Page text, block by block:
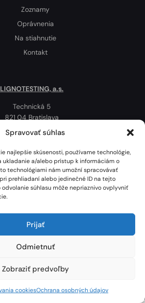
Spravovať súhlas
najlepšie skúsenosti, používame technológie,
ukladanie a/alebo prístup k informáciám o
technológiami nám umožní spracovávať
prehliadaní alebo jedinečné ID na tejto
odvolanie súhlasu môže nepriaznivo ovplyvniť
Prijať
Odmietnuť
Zobraziť predvoľby
cookiesOchrana osobných údajov
Zoznamy
Oprávnenia
Na stiahnutie
Kontakt
LIGNOTESTING, a.s.
Technická 5
821 04 Bratislava
Slovenská republika
používania cookies
práva vyhradené. | Vytvoril: Marek Heinfarth.